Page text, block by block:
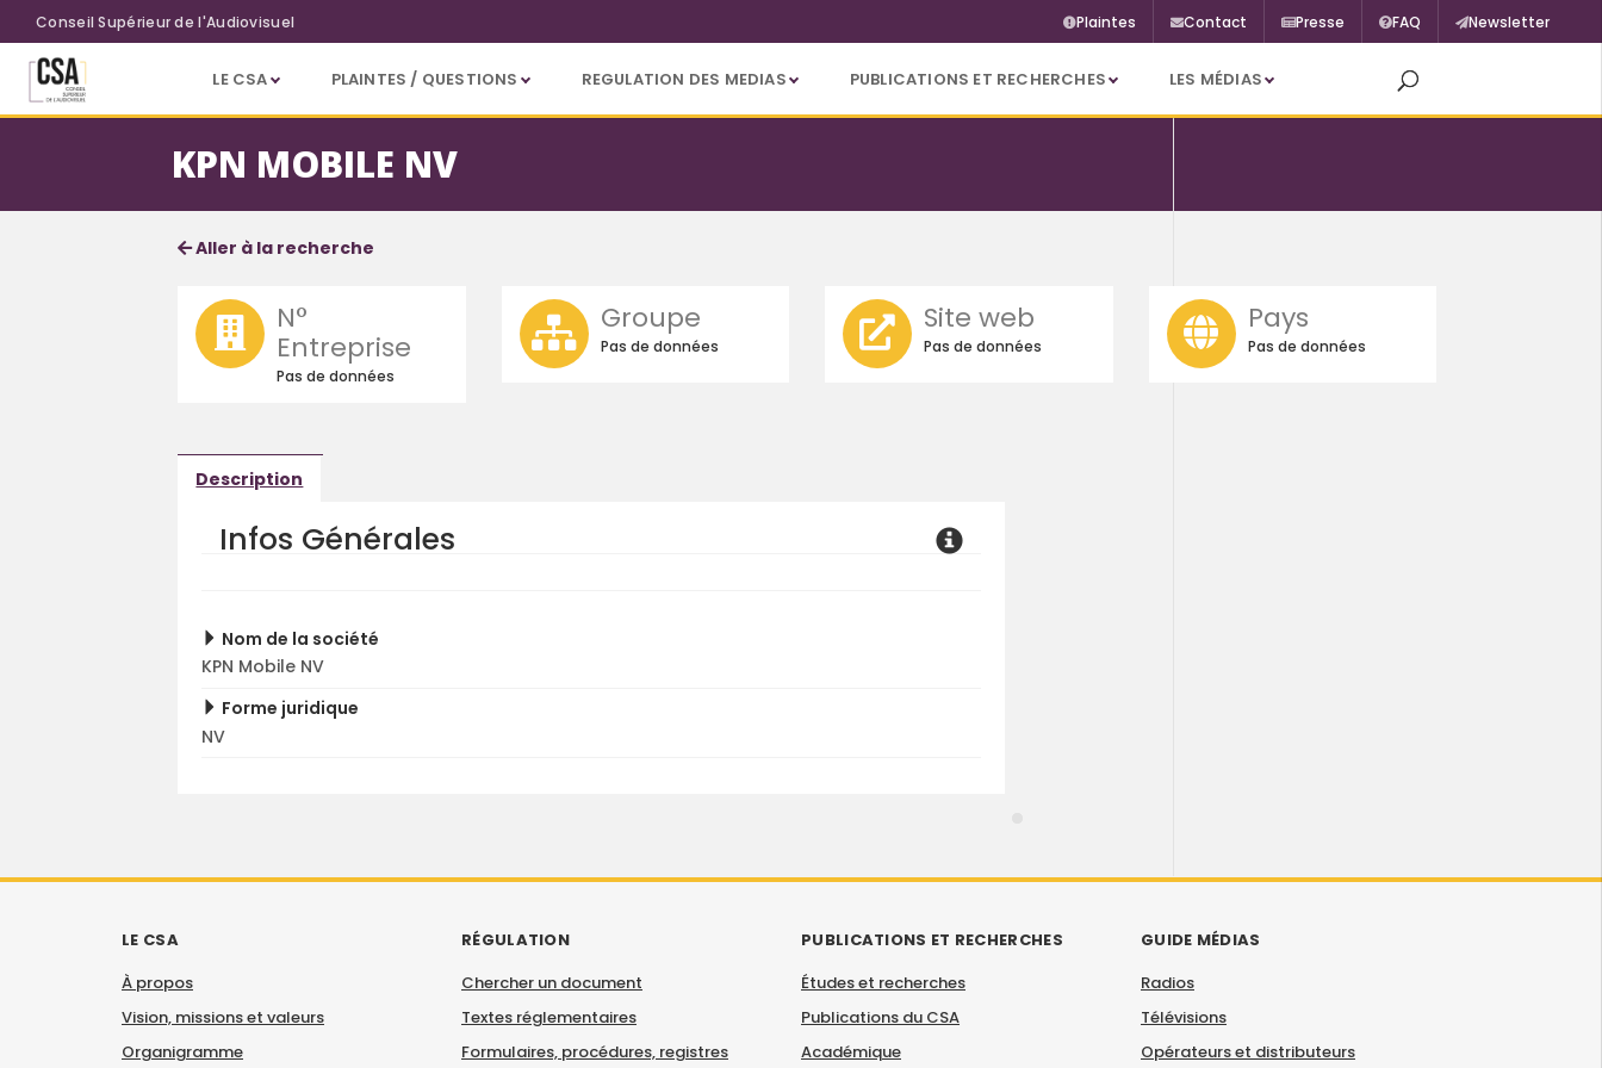
Aller au contenu principal
Conseil Supérieur de l'Audiovisuel Plaintes Contact Presse FAQ Newsletter
LE CSA PLAINTES / QUESTIONS REGULATION DES MEDIAS PUBLICATIONS ET RECHERCHES LES MÉDIAS
KPN MOBILE NV
Fiche société
Informations détaillées
Aller à la recherche
N°
Entreprise
Pas de données
Groupe
Pas de données
Site web
Pas de données
Pays
Pas de données
Description
Infos Générales
Nom de la société
KPN Mobile NV
Forme juridique
NV
LE CSA
À propos
Vision, missions et valeurs
Organigramme
RÉGULATION
Chercher un document
Textes réglementaires
Formulaires, procédures, registres
PUBLICATIONS ET RECHERCHES
Études et recherches
Publications du CSA
Académique
GUIDE MÉDIAS
Radios
Télévisions
Opérateurs et distributeurs